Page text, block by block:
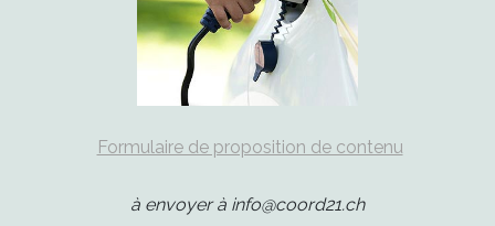
Formulaire de proposition de contenu
à envoyer à info@coord21.ch